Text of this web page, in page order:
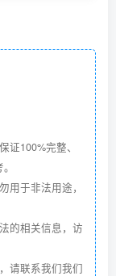
100%完整、
用于非法用途，
的相关信息，访
请联系我们我们